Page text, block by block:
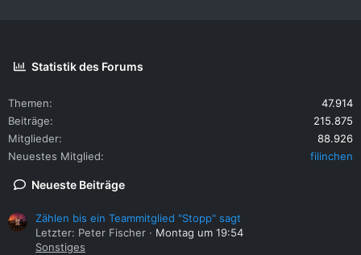
Statistik des Forums
Themen
47.914
Beiträge
215.875
Mitglieder
88.926
Neuestes Mitglied
filinchen
Neueste Beiträge
Zählen bis ein Teammitglied "Stopp" sagt
Letzter: Peter Fischer
Montag um 19:54
Sonstiges